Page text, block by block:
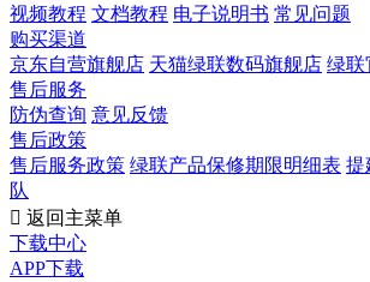
视频教程 文档教程 电子说明书 常见问题
购买渠道
京东自营旗舰店 天猫绿联数码旗舰店 绿联
售后服务
防伪查询 意见反馈
售后政策
售后服务政策 绿联产品保修期限明细表 提
队
 返回主菜单
下载中心
APP下载